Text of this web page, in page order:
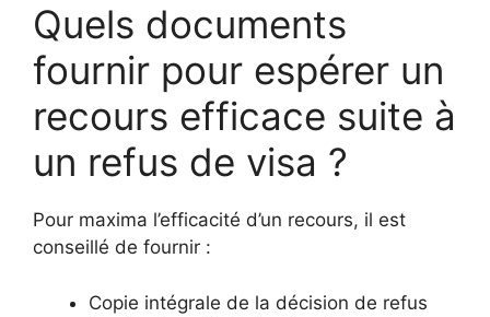
Quels documents
fournir pour espérer un
recours efficace suite à
un refus de visa ?
Pour maxima l’efficacité d’un recours, il est
conseillé de fournir :
Copie intégrale de la décision de refus